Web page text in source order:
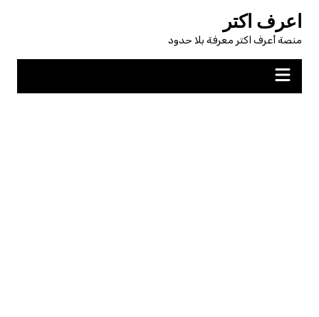
المحتوى
اعرف اكتر
منصة أعرف اكتر معرفة بلا حدود